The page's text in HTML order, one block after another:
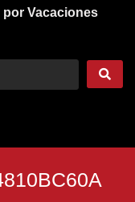
por Vacaciones